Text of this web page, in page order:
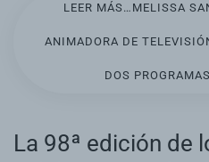
LEER MÁS…MELISSA
ANIMADORA DE
DOS
La 98ª edición de